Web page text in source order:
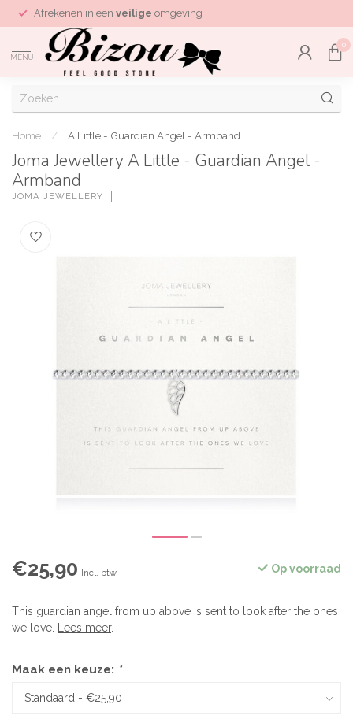
Afrekenen in een veilige omgeving
MENU
0
Home / A Little - Guardian Angel - Armband
Joma Jewellery A Little - Guardian Angel -
Armband
JOMA JEWELLERY
€25,90 Incl. btw Op voorraad
This guardian angel from up above is sent to look after the ones
we love.
Lees meer.
Maak een keuze: *